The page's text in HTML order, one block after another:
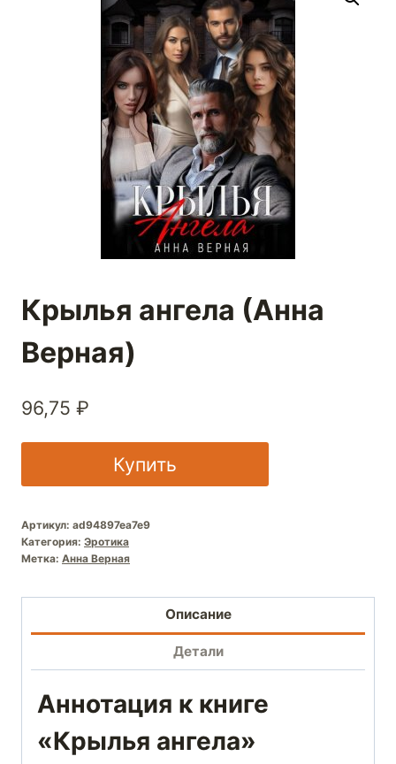
Крылья ангела (Анна
Верная)
96,75 ₽
Купить
Артикул: ad94897ea7e9
Категория: Эротика
Метка: Анна Верная
Описание
Детали
Аннотация к книге
«Крылья ангела»